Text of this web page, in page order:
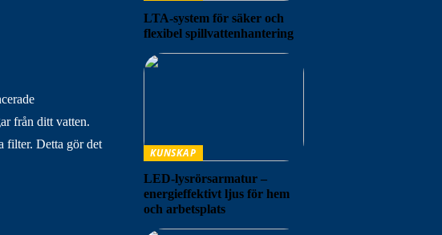
från ditt vatten.
filter. Detta gör det
LTA-system för säker och
flexibel spillvattenhantering
KUNSKAP
LED-lysrörsarmatur –
energieffektivt ljus för hem
och arbetsplats